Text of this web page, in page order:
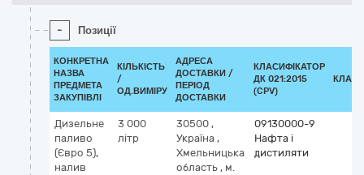
- Позиції
КОНКРЕТНА
НАЗВА
ПРЕДМЕТА
ЗАКУПІВЛІ
КІЛЬКІСТЬ
/
ОД.ВИМІРУ
АДРЕСА
ДОСТАВКИ /
ПЕРІОД
ДОСТАВКИ
КЛАСИФІКАТОР
ДК 021:2015
(CPV)
Дизельне
паливо
(Євро 5),
налив
3 000
літр
30500 ,
Україна ,
Хмельницька
область , м.
09130000-9
Нафта і
дистиляти